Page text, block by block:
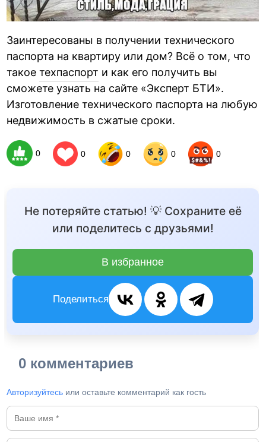
Заинтересованы в получении технического
паспорта на квартиру или дом? Всё о том, что
такоетехпаспорт и как его получить вы
сможете узнать на сайте «Эксперт БТИ».
Изготовление технического паспорта на любую
недвижимость в сжатые сроки.
0 0 0 0 0
Не потеряйте статью! 💡 Сохраните её
или поделитесь с друзьями!
В избранное
Поделиться
0 комментариев
Авторизуйтесь или оставьте комментарий как гость